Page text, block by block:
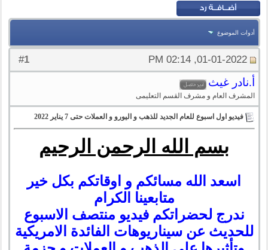
أدوات الموضوع
#
1 01-01-2022, 02:14 PM
أ.نادر غيث
المشرف العام و مشرف القسم التعليمى
فيديو اول اسبوع للعام الجديد للذهب و اليورو و العملات حتى 7 يناير 2022
بسم الله الرحمن الرحيم
اسعد الله مسائكم و اوقاتكم بكل خير
متابعينا الكرام
ندرج لحضراتكم فيديو منتصف الاسبوع
للحديث عن سيناريوهات الفائدة الامريكية